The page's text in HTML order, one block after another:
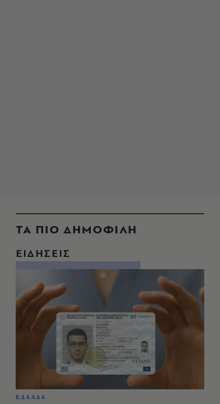
ΤΑ ΠΙΟ ΔΗΜΟΦΙΛΗ
ΕΙΔΗΣΕΙΣ
ΕΛΛΑΔΑ